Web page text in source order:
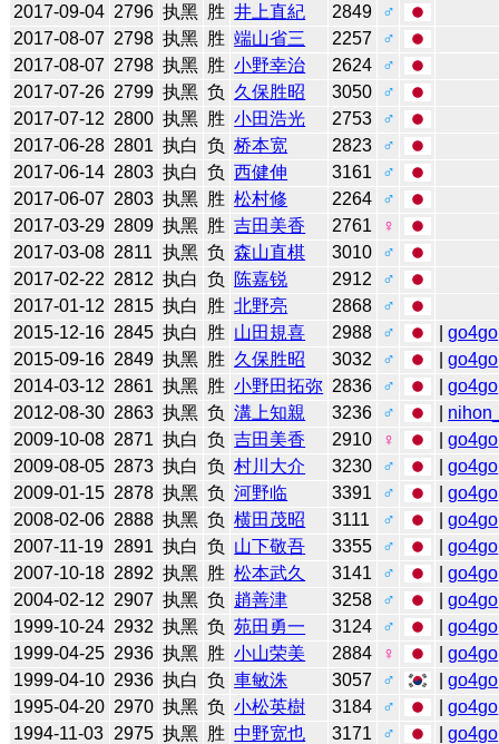
2017-09-04 2796 执黑 胜 井上直紀 2849
♂
2017-08-07 2798 执黑 胜 端山省三 2257
♂
2017-08-07 2798 执黑 胜 小野幸治 2624
♂
2017-07-26 2799 执黑 负 久保胜昭 3050
♂
2017-07-12 2800 执黑 胜 小田浩光 2753
♂
2017-06-28 2801 执白 负 桥本宽 2823
♂
2017-06-14 2803 执白 负 西健伸 3161
♂
2017-06-07 2803 执黑 胜 松村修 2264
♂
2017-03-29 2809 执黑 胜 吉田美香 2761
♀
2017-03-08 2811 执黑 负 森山直棋 3010
♂
2017-02-22 2812 执白 负 陈嘉锐 2912
♂
2017-01-12 2815 执白 胜 北野亮 2868
♂
2015-12-16 2845 执白 胜 山田規喜 2988 ♂ |go4go
2015-09-16 2849 执黑 胜 久保胜昭 3032 ♂ |go4go
2014-03-12 2861 执黑 胜 小野田拓弥 2836 ♂ |go4go
2012-08-30 2863 执黑 负 溝上知親 3236 ♂
2009-10-08 2871 执白 负 吉田美香 2910 ♀ |go4go
2009-08-05 2873 执白 负 村川大介 3230 ♂ |go4go
2009-01-15 2878 执黑 负 河野临 3391 ♂ |go4go
2008-02-06 2888 执黑 负 横田茂昭 3111 ♂ |go4go
2007-11-19 2891 执白 负 山下敬吾 3355 ♂ |go4go
2007-10-18 2892 执黑 胜 松本武久 3141 ♂ |go4go
2004-02-12 2907 执黑 负 趙善津 3258 ♂ |go4go
1999-10-24 2932 执黑 负 苑田勇一 3124 ♂ |go4go
1999-04-25 2936 执黑 胜 小山荣美 2884 ♀ |go4go
1999-04-10 2936 执白 负 車敏洙 3057 ♂ |go4go
1995-04-20 2970 执黑 负 小松英樹 3184 ♂ |go4go
1994-11-03 2975 执黑 胜 中野宽也 3171 ♂ |go4go